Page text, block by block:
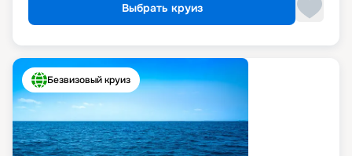
Выбрать круиз
Безвизовый круиз